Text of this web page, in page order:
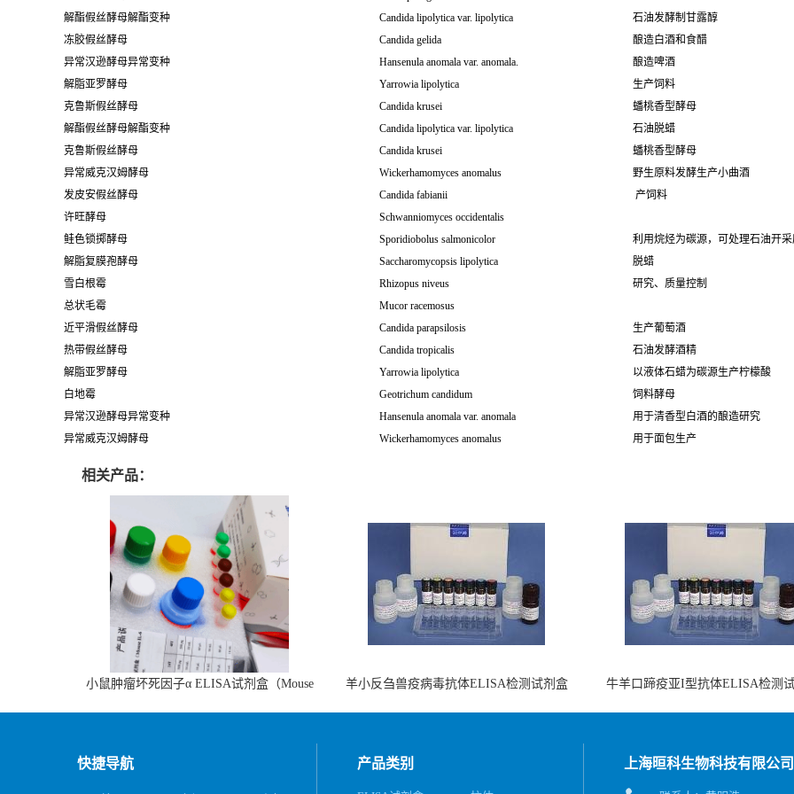
解酯假丝酵母解酯变种
Candida lipolytica var. lipolytica
石油发酵制甘露醇
冻胶假丝酵母
Candida gelida
酿造白酒和食醋
异常汉逊酵母异常变种
Hansenula anomala var. anomala.
酿造啤酒
解脂亚罗酵母
Yarrowia lipolytica
生产饲料
克鲁斯假丝酵母
Candida krusei
蟠桃香型酵母
解酯假丝酵母解酯变种
Candida lipolytica var. lipolytica
石油脱蜡
克鲁斯假丝酵母
Candida krusei
蟠桃香型酵母
异常威克汉姆酵母
Wickerhamomyces anomalus
野生原料发酵生产小曲酒
发皮安假丝酵母
Candida fabianii
产饲料
许旺酵母
Schwanniomyces occidentalis
鲑色锁掷酵母
Sporidiobolus salmonicolor
利用烷烃为碳源，可处理石油开
解脂复膜孢酵母
Saccharomycopsis lipolytica
脱蜡
雪白根霉
Rhizopus niveus
研究、质量控制
总状毛霉
Mucor racemosus
近平滑假丝酵母
Candida parapsilosis
生产葡萄酒
热带假丝酵母
Candida tropicalis
石油发酵酒精
解脂亚罗酵母
Yarrowia lipolytica
以液体石蜡为碳源生产柠檬酸
白地霉
Geotrichum candidum
饲料酵母
异常汉逊酵母异常变种
Hansenula anomala var. anomala
用于清香型白酒的酿造研究
异常威克汉姆酵母
Wickerhamomyces anomalus 用于面包生产
相关产品：
小鼠肿瘤坏死因子α ELISA试剂盒（Mouse
羊小反刍兽疫病毒抗体ELISA检测试剂盒
牛羊口蹄疫亚I型抗体ELISA检测
快捷导航 产品类别 上海晅科生物科技有限公司